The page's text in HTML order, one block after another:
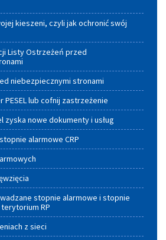
kieszeni, czyli jak ochronić swój
Listy Ostrzeżeń przed
niebezpiecznymi stronami
PESEL lub cofnij zastrzeżenie
zyska nowe dokumenty i usług
alarmowe CRP
stopnie alarmowe i stopnie
terytorium RP
z sieci